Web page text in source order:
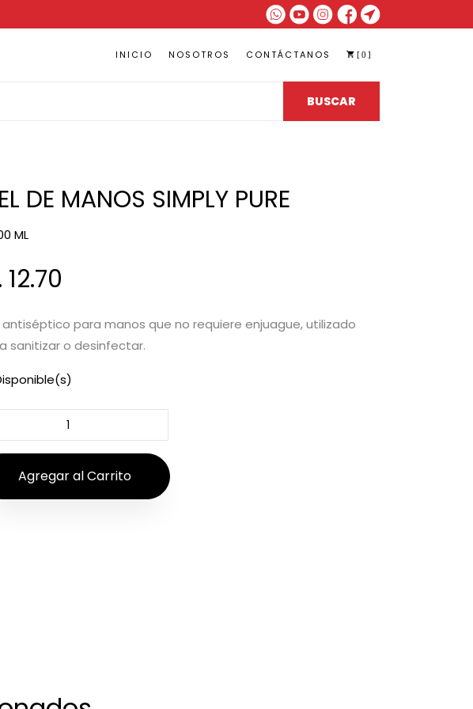
INICIO NOSOTROS CONTÁCTANOS [0]
BUSCAR
DE MANOS SIMPLY PURE
ML
12.70
antiséptico para manos que no requiere enjuague, utilizado
sanitizar o desinfectar.